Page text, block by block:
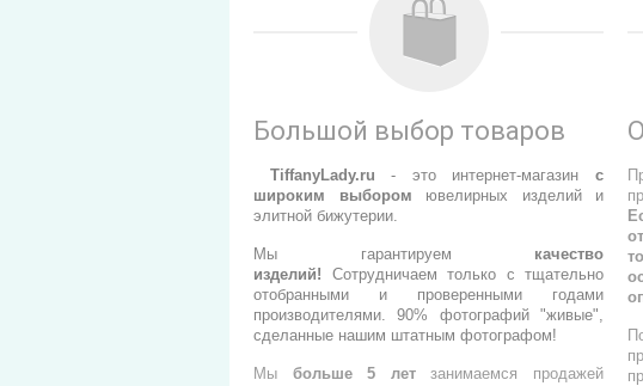
Большой выбор товаров
TiffanyLady.ru - это интернет-магазин
с
широким выбором ювелирных изделий и
элитной бижутерии.
Мы гарантируем качество
изделий! Сотрудничаем только с тщательно
отобранными и проверенными годами
производителями.90% фотографий "живые",
сделанные нашим штатным фотографом!
Мы больше 5 летзанимаемся продажей